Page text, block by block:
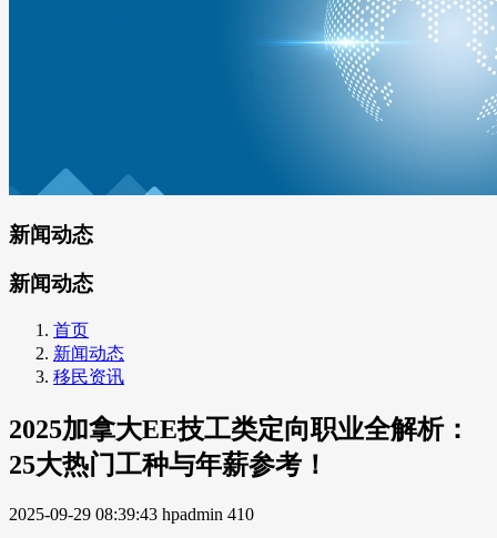
新闻动态
新闻动态
首页
新闻动态
移民资讯
2025加拿大EE技工类定向职业全解析：
25大热门工种与年薪参考！
2025-09-29 08:39:43 hpadmin 410